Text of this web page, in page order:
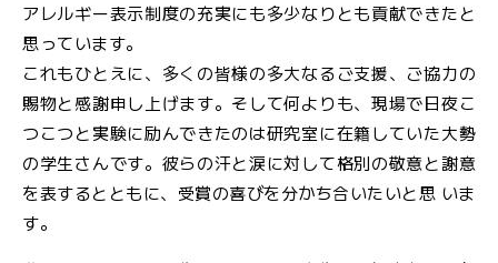
アレルギー表示制度の充実にも多少なりとも貢献できたと
思っています。
これもひとえに、多くの皆様の多大なるご支援、ご協力の
賜物と感謝申し上げます。そして何よりも、現場で日夜こ
つこつと実験に励んできたのは研究室に在籍していた大勢
の学生さんです。彼らの汗と涙に対して格別の敬意と謝意
を表するとともに、受賞の喜びを分かち合いたいと思 いま
す。